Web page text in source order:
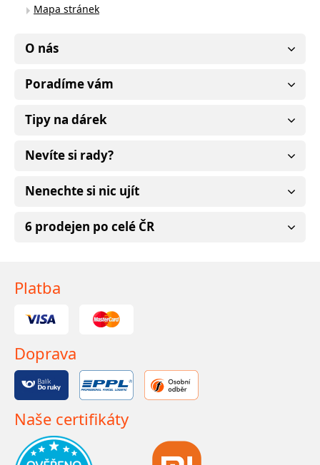
Mapa stránek
O nás
Poradíme vám
Tipy na dárek
Nevíte si rady?
Nenechte si nic ujít
6 prodejen po celé ČR
Platba
Doprava
Naše certifikáty